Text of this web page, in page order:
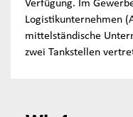
Verfügung. Im
Logistikunternehmen
mittelständische
zwei Tankstellen